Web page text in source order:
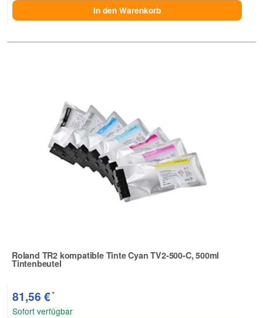
In den Warenkorb
Roland TR2 kompatible Tinte Cyan TV2-500-C, 500ml
Tintenbeutel
81,56 €*
Sofort verfügbar